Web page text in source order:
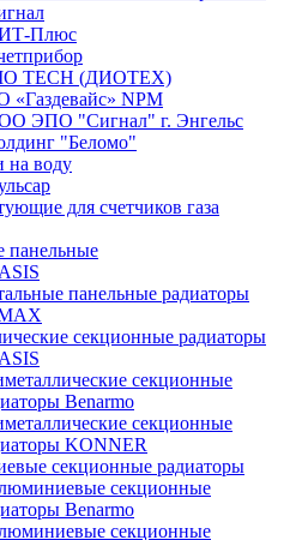
Плюс
TECH (ДИОТЕХ)
«Газдевайс» NPM
ЭПО "Сигнал" г. Энгельс
"Беломо"
на воду
для счетчиков газа
панельные
панельные радиаторы
секционные радиаторы
секционные
Benarmo
секционные
KONNER
секционные радиаторы
секционные
Benarmo
секционные